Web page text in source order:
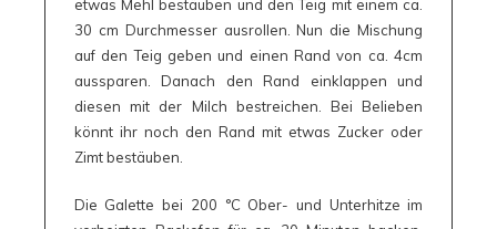
etwas Mehl bestäuben und den Teig mit einem ca.
30 cm Durchmesser ausrollen. Nun die Mischung
auf den Teig geben und einen Rand von ca. 4cm
aussparen. Danach den Rand einklappen und
diesen mit der Milch bestreichen. Bei Belieben
könnt ihr noch den Rand mit etwas Zucker oder
Zimt bestäuben.
Die Galette bei 200 °C Ober- und Unterhitze im